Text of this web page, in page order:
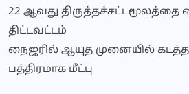
22 ஆவது திருத்தச்சட்டமூலத்தை
திட்டவட்டம்
நைஜரில் ஆயுத முனையில்
பத்திரமாக மீட்பு